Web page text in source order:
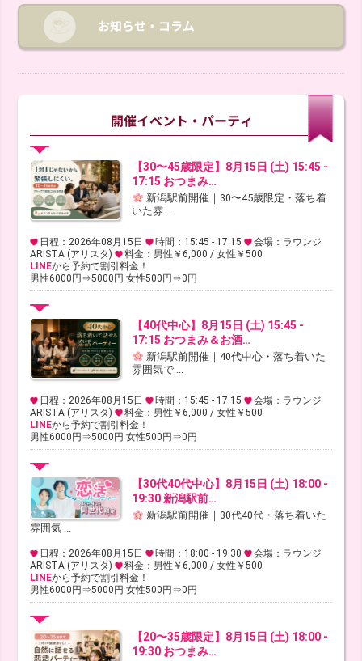
【30〜45歳限定】8月15日 (土) 15:45 -
17:15 おつまみ…
新潟駅前開催｜30〜45歳限定・落ち着
いた雰 ...
日程：2026年08月15日 時間：15:45 - 17:15
会場：ラウンジ
ARISTA (アリスタ)
料金：男性￥6,000 / 女性￥500
LINEから予約で割引料金！
男性6000円⇒5000円 女性500円⇒0円
【40代中心】8月15日 (土) 15:45 -
17:15 おつまみ＆お酒…
新潟駅前開催｜40代中心・落ち着いた
雰囲気で ...
日程：2026年08月15日 時間：15:45 - 17:15
会場：ラウンジ
ARISTA (アリスタ)
料金：男性￥6,000 / 女性￥500
LINEから予約で割引料金！
男性6000円⇒5000円 女性500円⇒0円
【30代40代中心】8月15日 (土) 18:00 -
19:30 新潟駅前…
新潟駅前開催｜30代40代・落ち着いた
雰囲気 ...
日程：2026年08月15日 時間：18:00 - 19:30
会場：ラウンジ
ARISTA (アリスタ)
料金：男性￥6,000 / 女性￥500
LINEから予約で割引料金！
男性6000円⇒5000円 女性500円⇒0円
【20〜35歳限定】8月15日 (土) 18:00 -
19:30 おつまみ…